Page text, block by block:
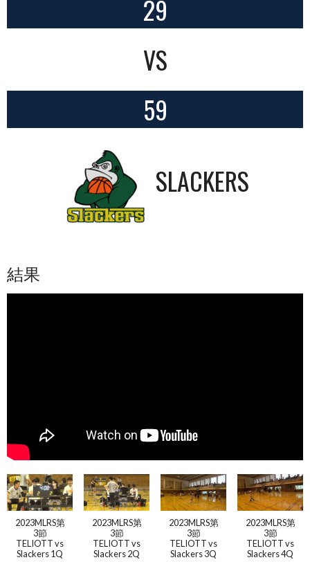
29
VS
59
SLACKERS
結果
2023MLRS第
3節
TELIOTT vs
Slackers 1Q
2023MLRS第
3節
TELIOTT vs
Slackers 2Q
2023MLRS第
3節
TELIOTT vs
Slackers 3Q
2023MLRS第
3節
TELIOTT vs
Slackers 4Q